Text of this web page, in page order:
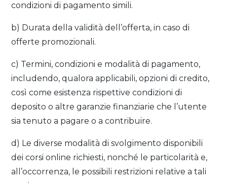
condizioni di pagamento simili.
b) Durata della validità dell’offerta, in caso di
offerte promozionali.
c) Termini, condizioni e modalità di pagamento,
includendo, qualora applicabili, opzioni di credito,
così come esistenza rispettive condizioni di
deposito o altre garanzie finanziarie che l’utente
sia tenuto a pagare o a contribuire.
d) Le diverse modalità di svolgimento disponibili
dei corsi online richiesti, nonché le particolarità e,
all’occorrenza, le possibili restrizioni relative a tali